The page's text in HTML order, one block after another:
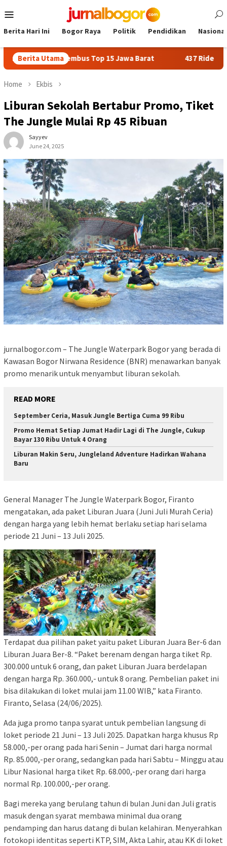
to
Menu
Berita Hari Ini Bogor Raya Politik Pendidikan Nasional
Berita Utama
Tembus Top 15 Jawa Barat 437 Rider dari 18
Home Ekbis
Liburan Sekolah Bertabur Promo, Tiket
The Jungle Mulai Rp 45 Ribuan
Sayyev
June 24, 2025
jurnalbogor.com – The Jungle Waterpark Bogor yang berada di
Kawasan Bogor Nirwana Residence (BNR) menawarkan banyak
promo menarik untuk menyambut liburan sekolah.
READ MORE
September Ceria, Masuk Jungle Bertiga Cuma 99 Ribu
Promo Hemat Setiap Jumat Hadir Lagi di The Jungle, Cukup
Bayar 130 Ribu Untuk 4 Orang
Liburan Makin Seru, Jungleland Adventure Hadirkan Wahana
Baru
General Manager The Jungle Waterpark Bogor, Firanto
mengatakan, ada paket Liburan Juara (Juni Juli Murah Ceria)
dengan harga yang lebih hemat berlaku setiap hari selama
periode 21 Juni – 13 Juli 2025.
Terdapat dua pilihan paket yaitu paket Liburan Juara Ber-6 dan
Liburan Juara Ber-8. “Paket berenam dengan harga tiket Rp.
300.000 untuk 6 orang, dan paket Liburan Juara berdelapan
dengan harga Rp. 360.000,- untuk 8 orang. Pembelian paket ini
bisa dilakukan di loket mulai jam 11.00 WIB,” kata Firanto.
Firanto, Selasa (24/06/2025).
Ada juga promo tanpa syarat untuk pembelian langsung di
loket periode 21 Juni – 13 Juli 2025. Dapatkan harga khusus Rp
58.000,-per orang pada hari Senin – Jumat dari harga normal
Rp. 85.000,-per orang, sedangkan pada hari Sabtu – Minggu atau
Libur Nasional harga tiket Rp. 68.000,-per orang dari harga
normal Rp. 100.000,-per orang.
Bagi mereka yang berulang tahun di bulan Juni dan Juli gratis
masuk dengan syarat membawa minimal dua orang
pendamping dan harus datang di bulan kelahiran. Menyerahkan
fotokopi identitas seperti KTP, SIM, Akta Lahir, atau KK di loket